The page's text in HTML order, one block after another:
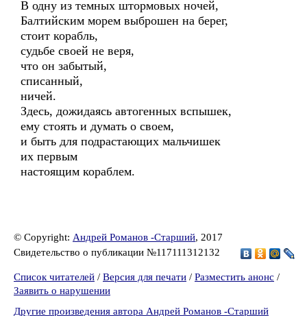
В одну из темных штормовых ночей,
Балтийским морем выброшен на берег,
стоит корабль,
судьбе своей не веря,
что он забытый,
списанный,
ничей.
Здесь, дожидаясь автогенных вспышек,
ему стоять и думать о своем,
и быть для подрастающих мальчишек
их первым
настоящим кораблем.
© Copyright: Андрей Романов -Старший, 2017
Свидетельство о публикации №117111312132
Список читателей / Версия для печати / Разместить анонс /
Заявить о нарушении
Другие произведения автора Андрей Романов -Старший